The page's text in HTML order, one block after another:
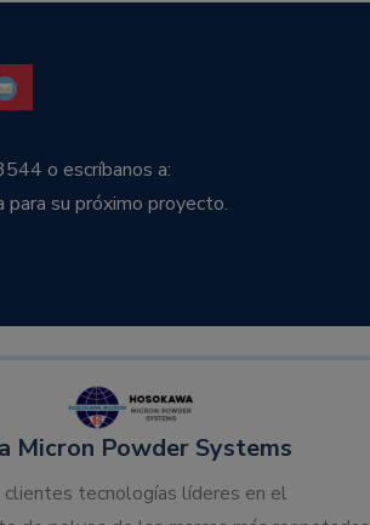
o escríbanos a:
su próximo proyecto.
Micron Powder Systems
tecnologías líderes en el